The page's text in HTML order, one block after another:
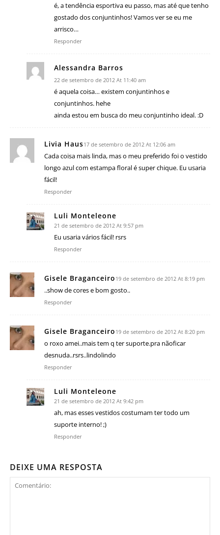
é, a tendência esportiva eu passo, mas até que tenho
gostado dos conjuntinhos! Vamos ver se eu me
arrisco…
Responder
Alessandra Barros
22 de setembro de 2012 At 11:40 am
é aquela coisa… existem conjuntinhos e
conjuntinhos. hehe
ainda estou em busca do meu conjuntinho ideal. :D
Livia Haus17 de setembro de 2012 At 12:06 am
Cada coisa mais linda, mas o meu preferido foi o vestido
longo azul com estampa floral é super chique. Eu usaria
fácil!
Responder
Luli Monteleone
21 de setembro de 2012 At 9:57 pm
Eu usaria vários fácil! rsrs
Responder
Gisele Braganceiro 19 de setembro de 2012 At 8:19 pm
..show de cores e bom gosto..
Responder
Gisele Braganceiro 19 de setembro de 2012 At 8:20 pm
o roxo amei..mais tem q ter suporte.pra nãoficar
desnuda..rsrs..lindolindo
Responder
Luli Monteleone
21 de setembro de 2012 At 9:42 pm
ah, mas esses vestidos costumam ter todo um
suporte interno! ;)
Responder
DEIXE UMA RESPOSTA